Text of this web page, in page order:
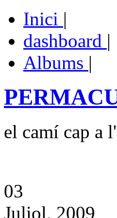
Inici |
dashboard |
Albums |
el camí cap a
03
Juliol, 2009